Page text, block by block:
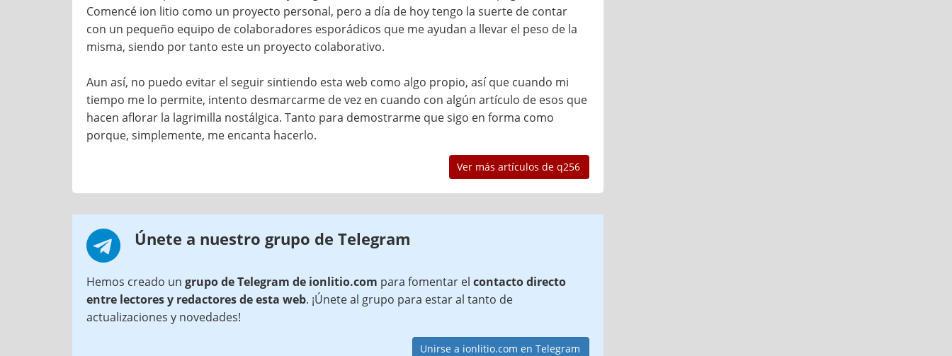
Comencé ion litio como un proyecto personal, pero a día de hoy tengo la suerte de contar
con un pequeño equipo de colaboradores esporádicos que me ayudan a llevar el peso de la
misma, siendo por tanto este un proyecto colaborativo.
Aun así, no puedo evitar el seguir sintiendo esta web como algo propio, así que cuando mi
tiempo me lo permite, intento desmarcarme de vez en cuando con algún artículo de esos que
hacen aflorar la lagrimilla nostálgica. Tanto para demostrarme que sigo en forma como
porque, simplemente, me encanta hacerlo.
Ver más artículos de q256
Únete a nuestro grupo de Telegram
Hemos creado un grupo de Telegram de ionlitio.com para fomentar el contacto directo
entre lectores y redactores de esta web. ¡Únete al grupo para estar al tanto de
actualizaciones y novedades!
Unirse a ionlitio.com en Telegram